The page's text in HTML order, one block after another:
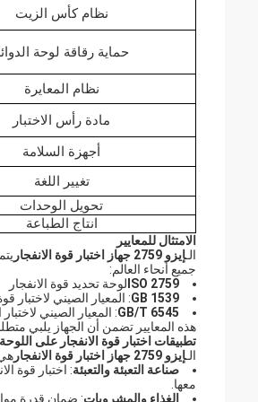
نظام كأس الزيت
حماية رقاقة لوحة
نظام المعايرة
مادة رأس الاختبار
أجهزة السلامة
تغيير اللغة
تحويل الوحدات
انتاج الطباعة
الامتثال للمعايير
الـإيزو 2759 جهاز اختبار قوة الانفجار
جميع أنحاء العالم:
ISO 2759 لوحة تحديد قوة الانفجار
GB 1539: المعيار الصيني لاختبار
GB/T 6545: المعيار الصيني
هذه المعايير تضمن أن الجهاز يلبي
تطبيقات اختبار قوة الانفجار على اللوحة ISO 2759
الـإيزو 2759 جهاز اختبار قوة الانفجار
صناعة التعبئة والتعبئة: اختبار قوة
معها.
الغذاء والمشروبات: ضمان قدرة